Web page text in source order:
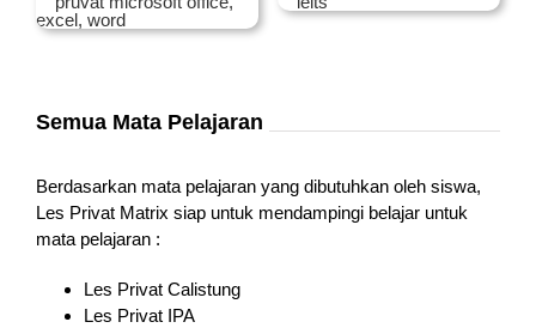
Semua Mata Pelajaran
Berdasarkan mata pelajaran yang dibutuhkan oleh siswa,
Les Privat Matrix siap untuk mendampingi belajar untuk
mata pelajaran :
Les Privat Calistung
Les Privat IPA